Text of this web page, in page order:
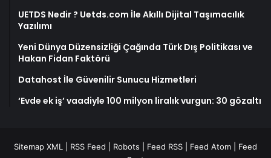
UETDS Nedir ? Uetds.com İle Akıllı Dijital Taşımacılık
Yazılımı
Yeni Dünya Düzensizliği Çağında Türk Dış Politikası ve
Hakan Fidan Faktörü
Datahost İle Güvenilir Sunucu Hizmetleri
‘Evde ek iş’ vaadiyle 100 milyon liralık vurgun: 30 gözaltı
Sitemap XML RSS Feed Robots Feed RSS Feed Atom
Feed